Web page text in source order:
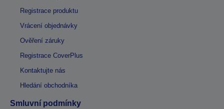
Registrace produktu
Vrácení objednávky
Ověření záruky
Registrace CoverPlus
Kontaktujte nás
Hledání obchodníka
Smluvní podmínky